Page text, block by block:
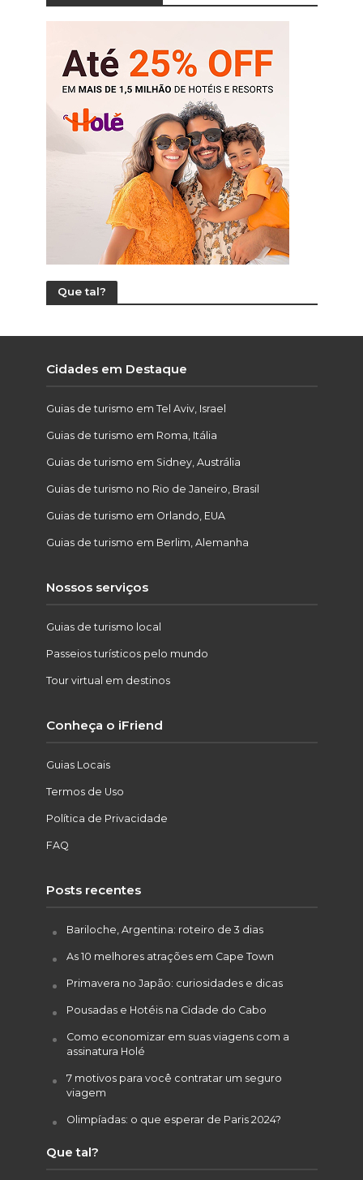
Que tal?
Cidades em Destaque
Guias de turismo em Tel Aviv, Israel
Guias de turismo em Roma, Itália
Guias de turismo em Sidney, Austrália
Guias de turismo no Rio de Janeiro, Brasil
Guias de turismo em Orlando, EUA
Guias de turismo em Berlim, Alemanha
Nossos serviços
Guias de turismo local
Passeios turísticos pelo mundo
Tour virtual em destinos
Conheça o iFriend
Guias Locais
Termos de Uso
Política de Privacidade
FAQ
Posts recentes
Bariloche, Argentina: roteiro de 3 dias
As 10 melhores atrações em Cape Town
Primavera no Japão: curiosidades e dicas
Pousadas e Hotéis na Cidade do Cabo
Como economizar em suas viagens com a
assinatura Holé
7 motivos para você contratar um seguro
viagem
Olimpíadas: o que esperar de Paris 2024?
Que tal?